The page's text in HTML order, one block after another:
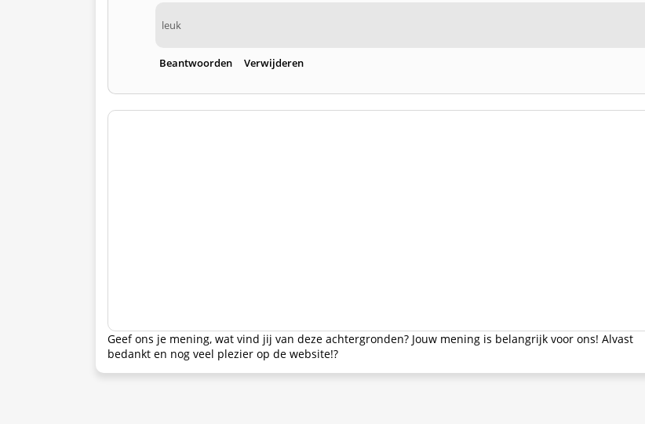
leuk
Beantwoorden Verwijderen
Geef ons je mening, wat vind jij van deze achtergronden? Jouw mening is belangrijk voor ons! Alvast
bedankt en nog veel plezier op de website!?